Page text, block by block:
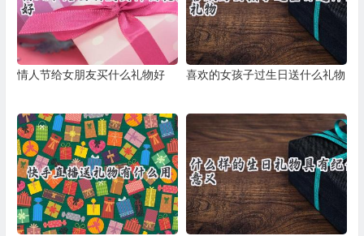
情人节给女朋友买什么礼物好 喜欢的女孩子过生日送什么礼物